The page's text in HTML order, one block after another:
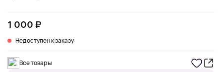
1 000 ₽
Недоступен к заказу
Все товары